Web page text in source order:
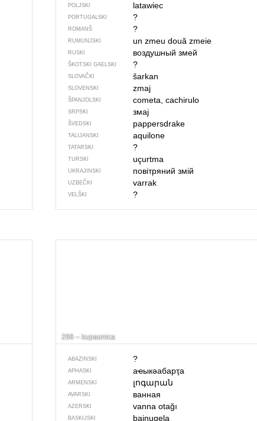
POLJSKI latawiec
PORTUGALSKI ?
ROMANŠ ?
RUMUNJSKI un zmeu două zmeie
RUSKI воздушный змей
ŠKOTSKI GAELSKI ?
SLOVAČKI šarkan
SLOVENSKI zmaj
ŠPANJOLSKI cometa, cachirulo
SRPSKI змај
ŠVEDSKI pappersdrake
TALIJANSKI aquilone
TATARSKI ?
TURSKI uçurtma
UKRAJINSKI повітряний змій
UZBEČKI varrak
VELŠKI ?
296 – kupaonica
ABAZINSKI ?
APHASKI аҽыкәабарҭа
ARMENSKI լոգարան
AVARSKI ванная
AZERSKI vanna otağı
BASKIJSKI bainugela